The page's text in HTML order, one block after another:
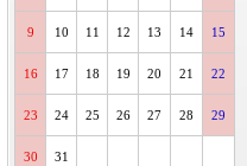
9 10 11 12 13 14 15
16 17 18 19 20 21 22
23 24 25 26 27 28 29
30 31